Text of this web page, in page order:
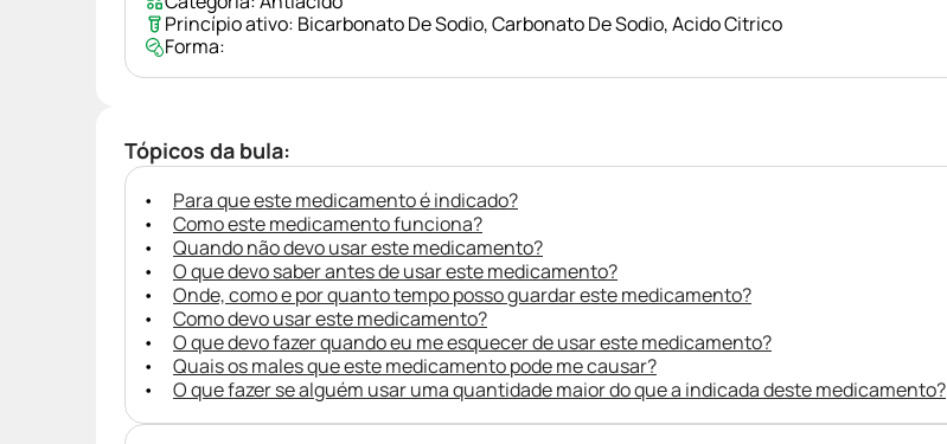
Princípio ativo: Bicarbonato De Sodio,Carbonato De Sodio,Acido Citrico
Forma:
Tópicos da bula:
Para que este medicamento é indicado?
Como este medicamento funciona?
Quando não devo usar este medicamento?
O que devo saber antes de usar este medicamento?
Onde, como e por quanto tempo posso guardar este medicamento?
Como devo usar este medicamento?
O que devo fazer quando eu me esquecer de usar este medicamento?
Quais os males que este medicamento pode me causar?
O que fazer se alguém usar uma quantidade maior do que a indicada deste medicamento?